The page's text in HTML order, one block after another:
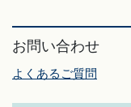
お問い合わせ
よくあるご質問